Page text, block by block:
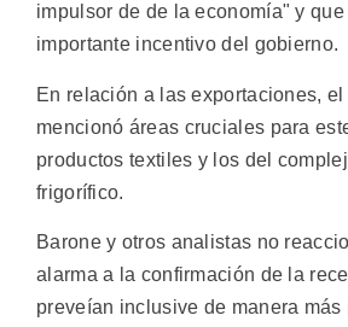
impulsor de de la economía" y
importante incentivo del gobierno.
En relación a las exportaciones, el
mencionó áreas cruciales para
productos textiles y los del
frigorífico.
Barone y otros analistas no
alarma a la confirmación de la
preveían inclusive de manera más